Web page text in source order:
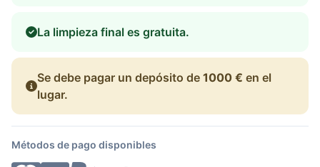
La limpieza final es gratuita.
Se debe pagar un depósito de 1000 € en el
lugar.
Métodos de pago disponibles